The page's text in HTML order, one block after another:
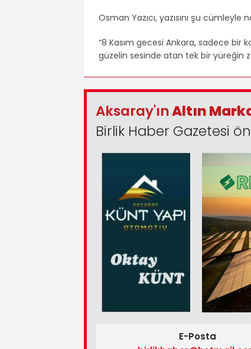
Osman Yazıcı, yazısını şu cümleyle
“8 Kasım gecesi Ankara, sadece bir
güzelin sesinde atan tek bir yüreğin
Aksaray'ınAltın
Birlik Haber Gazetesi
E-Posta